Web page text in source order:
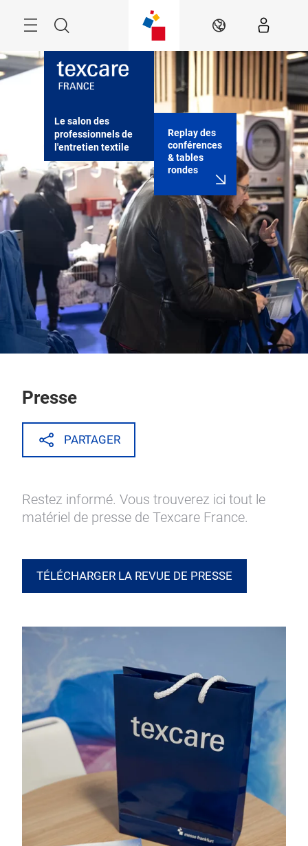
Rechercher FR
Le salon des
professionnels de
l'entretien textile
Replay des
conférences
& tables
rondes
Presse
PARTAGER
Restez informé. Vous trouverez ici tout le
matériel de presse de Texcare France.
TÉLÉCHARGER LA REVUE DE PRESSE